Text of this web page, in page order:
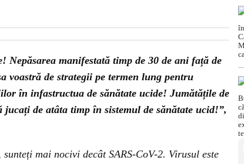
Nepăsarea manifestată timp de 30 de ani față de
voastră de strategii pe termen lung pentru
în infastructua de sănătate ucide! Jumătățile de
de atâta timp în sistemul de sănătate ucid!”,
mai nocivi decât SARS-CoV-2. Virusul este